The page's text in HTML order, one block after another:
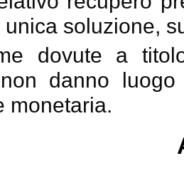
unica soluzione,
dovute a
danno
monetaria.